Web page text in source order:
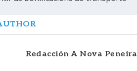
Redacción A Nova Peneira